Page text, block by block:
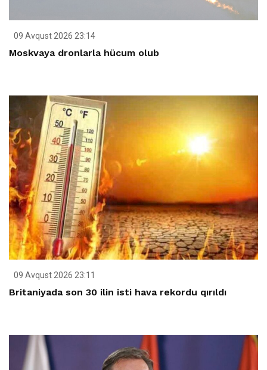
09 Avqust 2026 23:14
Moskvaya dronlarla hücum olub
09 Avqust 2026 23:11
Britaniyada son 30 ilin isti hava rekordu qırıldı